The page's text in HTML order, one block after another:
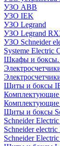
УЗО ABB
УЗО IEK
УЗО Legrand
УЗО Legrand
УЗО Schneider
Systeme Electric
Шкафы и боксы.
Щиты и боксы
Комплектующие
Щиты и боксы
Schneider
Schneider electric
Schneider